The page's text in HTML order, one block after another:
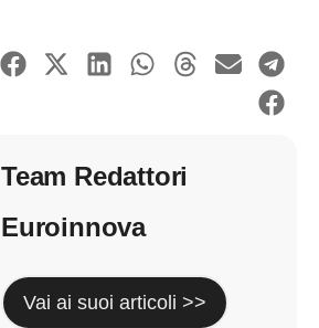
Team Redattori
Euroinnova
Vai ai suoi articoli >>